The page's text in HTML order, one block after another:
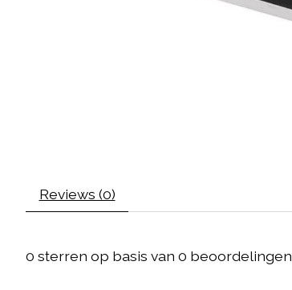
Reviews (0)
0 sterren op basis van 0 beoordelingen